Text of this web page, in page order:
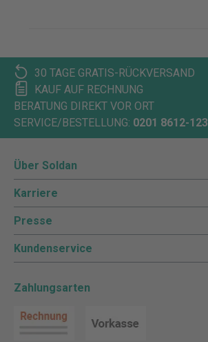
30 TAGE GRATIS-RÜCKVERSAND
KAUF AUF RECHNUNG
BERATUNG DIREKT VOR ORT
SERVICE/BESTELLUNG: 0201 8612-123
Über Soldan
Karriere
Presse
Kundenservice
Zahlungsarten